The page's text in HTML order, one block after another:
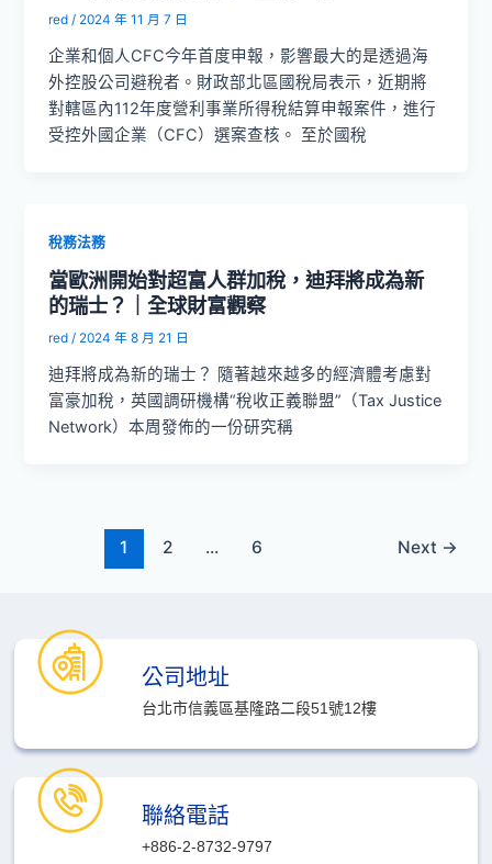
red/ 2024 年 11 月 7 日
企業和個人CFC今年首度申報，影響最大的是透過海
外控股公司避稅者。財政部北區國稅局表示，近期將
對轄區內112年度營利事業所得稅結算申報案件，進行
受控外國企業（CFC）選案查核。 至於國稅
稅務法務
當歐洲開始對超富人群加稅，迪拜將成為新
的瑞士？｜全球財富觀察
red/ 2024 年 8 月 21 日
迪拜將成為新的瑞士？ 隨著越來越多的經濟體考慮對
富豪加稅，英國調研機構“稅收正義聯盟”（Tax Justice
Network）本周發佈的一份研究稱
1 2 ... 6 Next →
公司地址
台北市信義區基隆路二段51號12樓
聯絡電話
+886-2-8732-9797